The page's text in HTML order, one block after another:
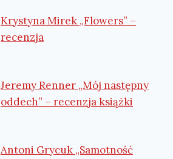
Krystyna Mirek „Flowers” –
recenzja
Jeremy Renner „Mój następny
oddech” – recenzja książki
Antoni Grycuk „Samotność